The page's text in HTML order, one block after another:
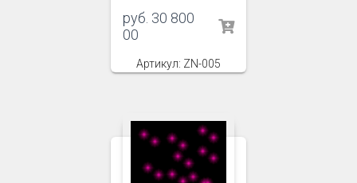
руб. 30 800
00
Артикул: ZN-005